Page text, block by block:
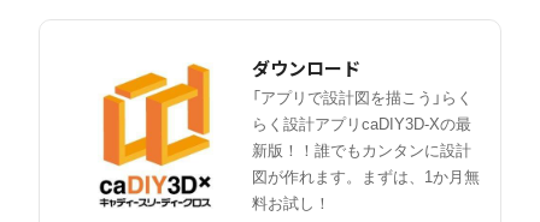
ダウンロード
「アプリで設計図を描こう」らく
らく設計アプリcaDIY3D-Xの最
新版！！誰でもカンタンに設計
図が作れます。まずは、1か月無
料お試し！